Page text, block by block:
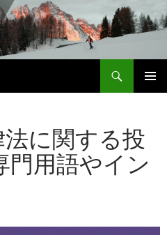
に関する投
門用語やイン